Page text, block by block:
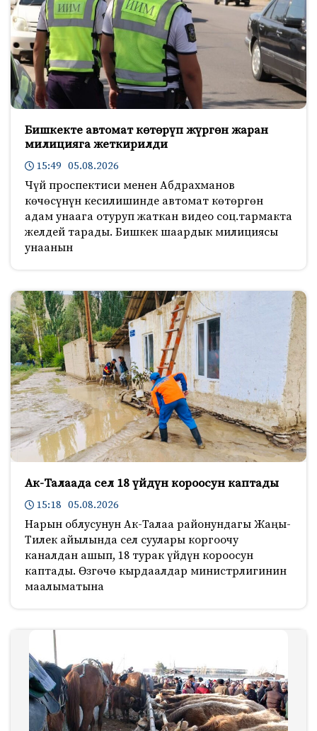
Бишкекте автомат көтөрүп жүргөн жаран
милицияга жеткирилди
15:49 05.08.2026
Чүй проспектиси менен Абдрахманов
көчөсүнүн кесилишинде автомат көтөргөн
адам унаага отуруп жаткан видео соц.тармакта
желдей тарады. Бишкек шаардык милициясы
унаанын
Ак-Талаада сел 18 үйдүн короосун каптады
15:18 05.08.2026
Нарын облусунун Ак-Талаа районундагы Жаңы-
Тилек айылында сел суулары коргоочу
каналдан ашып, 18 турак үйдүн короосун
каптады. Өзгөчө кырдаалдар министрлигинин
маалыматына